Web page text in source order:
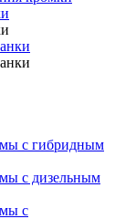
с гибридным
с дизельным
с